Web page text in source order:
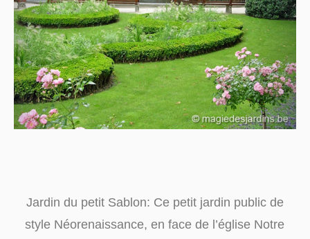
Jardin du petit Sablon: Ce petit jardin public de
style Néorenaissance, en face de l’église Notre